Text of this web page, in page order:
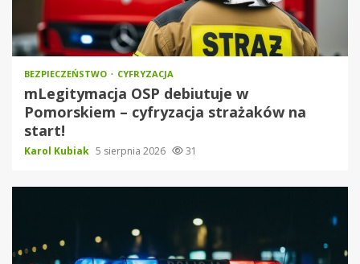
BEZPIECZEŃSTWO CYFRYZACJA
mLegitymacja OSP debiutuje w
Pomorskiem – cyfryzacja strażaków na
start!
Karol Kubiak 5 sierpnia 2026 31